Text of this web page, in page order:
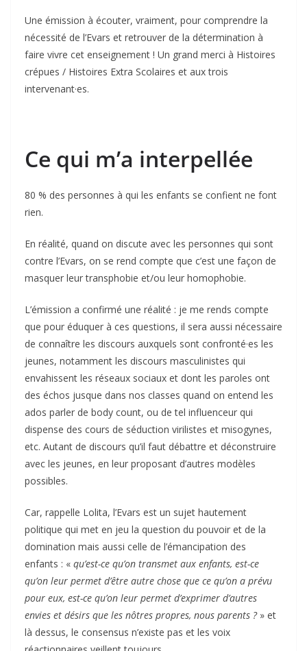
Une émission à écouter, vraiment, pour comprendre la
nécessité de l’Evars et retrouver de la détermination à
faire vivre cet enseignement ! Un grand merci à Histoires
crépues / Histoires Extra Scolaires et aux trois
intervenant·es.
Ce qui m’a interpellée
80 % des personnes à qui les enfants se confient ne font
rien.
En réalité, quand on discute avec les personnes qui sont
contre l’Evars, on se rend compte que c’est une façon de
masquer leur transphobie et/ou leur homophobie.
L’émission a confirmé une réalité : je me rends compte
que pour éduquer à ces questions, il sera aussi nécessaire
de connaître les discours auxquels sont confronté·es les
jeunes, notamment les discours masculinistes qui
envahissent les réseaux sociaux et dont les paroles ont
des échos jusque dans nos classes quand on entend les
ados parler de body count, ou de tel influenceur qui
dispense des cours de séduction virilistes et misogynes,
etc. Autant de discours qu’il faut débattre et déconstruire
avec les jeunes, en leur proposant d’autres modèles
possibles.
Car, rappelle Lolita, l’Evars est un sujet hautement
politique qui met en jeu la question du pouvoir et de la
domination mais aussi celle de l’émancipation des
enfants : « qu’est-ce qu’on transmet aux enfants, est-ce
qu’on leur permet d’être autre chose que ce qu’on a prévu
pour eux, est-ce qu’on leur permet d’exprimer d’autres
envies et désirs que les nôtres propres, nous parents ?» et
là dessus, le consensus n’existe pas et les voix